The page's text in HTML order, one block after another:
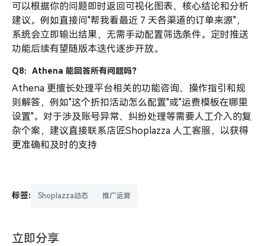
可以根据你的问题即时返回可视化图表、核心结论和分析
建议。例如直接问"帮我看最近 7 天各渠道的订单来源"，
系统会立即输出结果，无需手动配置筛选条件。定时推送
功能后续有望随版本迭代逐步开放。
Q8：Athena 能回答所有问题吗？
Athena 更擅长处理平台相关的功能咨询、操作指引和规
则解答，例如"这个折扣活动怎么配置"或"运费模板在哪里
设置"。对于涉及账号异常、纠纷处理等需要人工介入的复
杂个案，建议直接联系店匠Shoplazza 人工客服，以获得
更准确和及时的支持
标签: Shoplazza动态 推广运营
立即分享